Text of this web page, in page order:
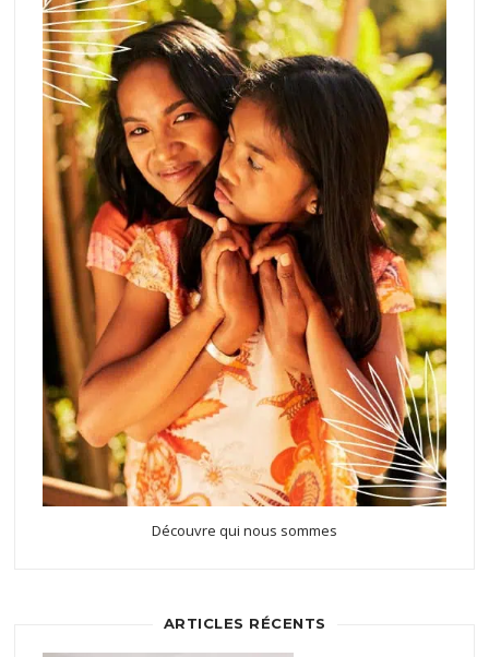
Découvre qui nous sommes
ARTICLES RÉCENTS